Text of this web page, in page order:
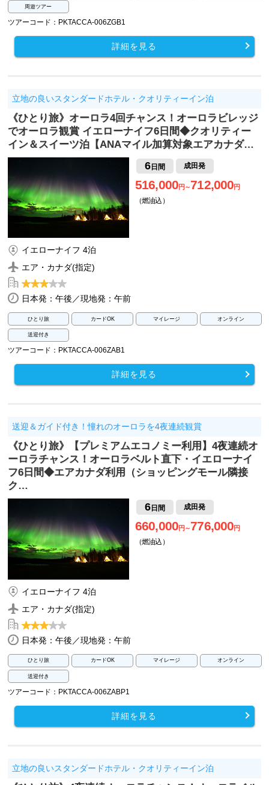
周遊ツアー
ツアーコード：PKTACCA-006ZGB1
詳細を見る
立地の良いスタンダードホテル・クオリティーイン泊
《ひとり旅》オーロラ4回チャンス！オーロラビレッジ
でオーロラ観賞 イエローナイフ6日間◆クオリティー
イン＆スイーツ泊【ANAマイル加算対象エアカナダ…
6日間 成田発
516,000円～712,000円
（燃油込）
イエローナイフ 4泊
エア・カナダ(指定)
日本発：午後／現地発：午前
ひとり旅 カードOK マイレージ オンライン
送迎付き
ツアーコード：PKTACCA-006ZAB1
詳細を見る
送迎＆ガイド付き！憧れのオーロラを4夜連続観賞
《ひとり旅》【プレミアムエコノミー利用】4夜連続オ
ーロラチャンス！オーロラベルト直下・イエローナイ
フ6日間◆エアカナダ利用（ショッピングモール隣接
ク…
6日間 成田発
660,000円～776,000円
（燃油込）
イエローナイフ 4泊
エア・カナダ(指定)
日本発：午後／現地発：午前
ひとり旅 カードOK マイレージ オンライン
送迎付き
ツアーコード：PKTACCA-006ZABP1
詳細を見る
立地の良いスタンダードホテル・クオリティーイン泊